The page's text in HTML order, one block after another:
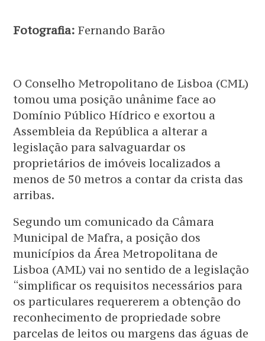
Fotografia: Fernando Barão
O Conselho Metropolitano de Lisboa (CML)
tomou uma posição unânime face ao
Domínio Público Hídrico e exortou a
Assembleia da República a alterar a
legislação para salvaguardar os
proprietários de imóveis localizados a
menos de 50 metros a contar da crista das
arribas.
Segundo um comunicado da Câmara
Municipal de Mafra, a posição dos
municípios da Área Metropolitana de
Lisboa (AML) vai no sentido de a legislação
“simplificar os requisitos necessários para
os particulares requererem a obtenção do
reconhecimento de propriedade sobre
parcelas de leitos ou margens das águas de